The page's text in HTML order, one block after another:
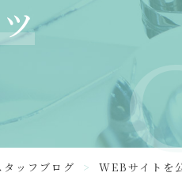
タッフブログ WEBサイトを